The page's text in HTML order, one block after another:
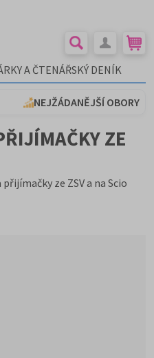
A ČTENÁŘSKÝ DENÍK
NEJŽÁDANĚJŠÍ OBORY
ZE
ze ZSV a na Scio